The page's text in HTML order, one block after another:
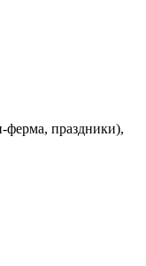
ферма, праздники),